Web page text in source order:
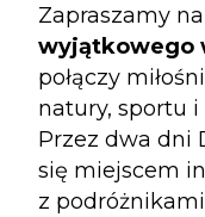
Zapraszamy na
wyjątkowego
połączy
natury, sportu i
Przez dwa dni
się miejscem
z podróżnikami